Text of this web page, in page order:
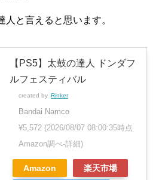
人と言えると思います。
【PS5】太鼓の達人 ドンダフ
ルフェスティバル
created by Rinker
Bandai Namco
¥5,572 (2026/08/07 08:00:35時点
Amazon調べ-詳細)
Amazon 楽天市場